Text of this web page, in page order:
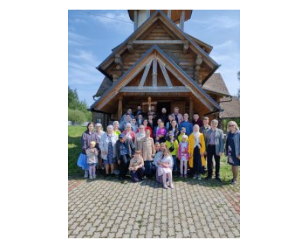
7-
ю
по
Пасхе
в
храме
Знамения
состоялись
архиерейские
богослужения,
затем
на
территории
храма
прошел
спектакль
театра
«Самоделкин»